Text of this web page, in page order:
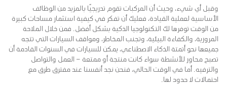
وقبل أي شيء، وحيث أن المركبات تقوم تدريجيًا بالمزيد من الوظائف
الأساسية لعملية القيادة، فعليك أن تفكر في كيفية استثمار مساحات كبيرة
من الوقت توفرها لك التكنولوجيا الذكية بشكل أفضل. فمن خلال الملاحة
المرورية، والكفاءة البيئية، وتجنب المخاطر، ومواقف السيارات التي تتجه
جميعها نحو أتمتة الذكاء الاصطناعي، يمكن للسيارات في السنوات القادمة أن
تصبح محاور للأنشطة سواء كانت منتجة أو ممتعة – العمل والتواصل
والترفيه. أما في الوقت الحالي، فنحن نجد أنفسنا عند مفترق طرق مع
احتمالات لا حدود لها.